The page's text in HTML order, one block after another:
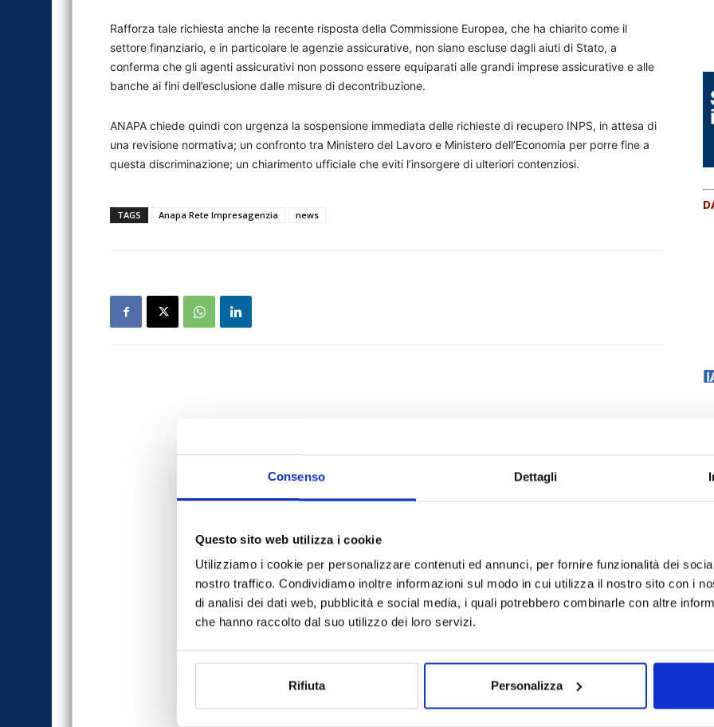
Consenso Dettagli
Questo sito web utilizza i cookie
Utilizziamo i cookie per personalizzare contenuti ed annunci, per fornire funzionalità dei
nostro traffico. Condividiamo inoltre informazioni sul modo in cui utilizza il nostro sito con i
di analisi dei dati web, pubblicità e social media, i quali potrebbero combinarle con altre
che hanno raccolto dal suo utilizzo dei loro servizi.
Rifiuta Personalizza
Rafforza tale richiesta anche la recente risposta della Commissione Europea, che ha chiarito come il
settore finanziario, e in particolare le agenzie assicurative, non siano escluse dagli aiuti di Stato, a
conferma che gli agenti assicurativi non possono essere equiparati alle grandi imprese assicurative e alle
banche ai fini dell’esclusione dalle misure di decontribuzione.
ANAPA chiede quindi con urgenza la sospensione immediata delle richieste di recupero INPS, in attesa di
una revisione normativa; un confronto tra Ministero del Lavoro e Ministero dell’Economia per porre fine a
questa discriminazione; un chiarimento ufficiale che eviti l’insorgere di ulteriori contenziosi.
TAGS Anapa Rete Impresagenzia news